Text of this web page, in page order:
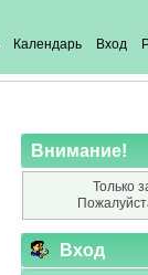
Календарь Вход
Внимание!
Только
Вход